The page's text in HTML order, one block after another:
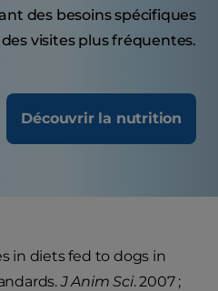
des besoins spécifiques
visites plus fréquentes.
Découvrir la nutrition
in diets fed to dogs in
J Anim Sci. 2007 ;